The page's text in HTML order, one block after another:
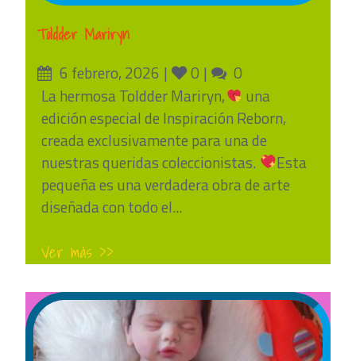
Toldder Mariryn
Posted
on
6 febrero, 2026 Likes
0 Comments
0
La hermosa Toldder Mariryn,
una
edición especial de Inspiración Reborn,
creada exclusivamente para una de
nuestras queridas coleccionistas.
Esta
pequeña es una verdadera obra de arte
diseñada con todo el...
Ver más >>